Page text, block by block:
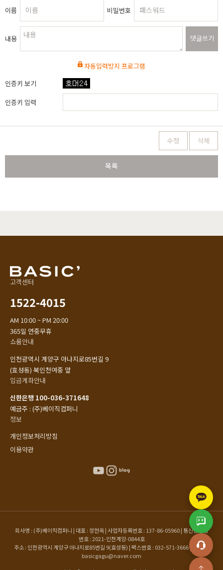
이름
비밀번호
내용 댓글쓰기
자동입력방지 프로그램
인증키 보기
인증키 입력
수정 삭제
목록
고객센터
1522-4015
AM 10:00 ~ PM 20:00
365일 연중무휴
쇼룸안내
인천광역시 계양구 아나지로85번길 9
(효성동) 북인천여중 앞
입금계좌안내
신한은행 100-036-371648
예금주 : (주)베이직컴퍼니
정보
개인정보처리방침
이용약관
회사명 : (주)베이직컴퍼니 | 대표 : 정현옥 | 사업자등록번호 : 137-86-05960 | 통신판매업
번호 : 2021-인천계양-0844호
주소 : 인천광역시 계양구 아나지로85번길 9(효성동) | 팩스번호 : 032-571-3666 | 이메일 :
basicgagu@naver.com